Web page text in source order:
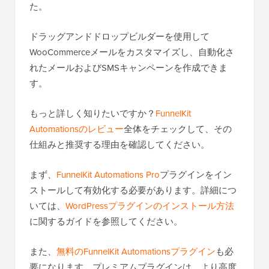
た。
ドラッグアンドドロップビルダーを使用して
WooCommerceメールをカスタマイズし、自動化さ
れたメールおよびSMSキャンペーンを作成できま
す。
もっと詳しく知りたいですか？ FunnelKit
Automationsのレビュー全体をチェックして、その
仕組みと推奨する理由を確認してください。
まず、 FunnelKit Automations Proプラグインをイン
ストールして有効化する必要があります。詳細につ
いては、 WordPressプラグインのインストール方法
に関するガイドを参照してください。
また、 無料のFunnelKit Automationsプラグインも必